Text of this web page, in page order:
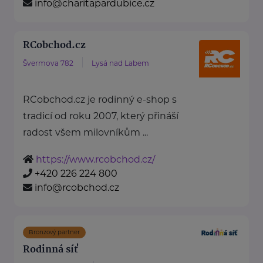
info@charitapardubice.cz
RCobchod.cz
Švermova 782 Lysá nad Labem
RCobchod.cz je rodinný e-shop s
tradicí od roku 2007, který přináší
radost všem milovníkům ...
https://www.rcobchod.cz/
+420 226 224 800
info@rcobchod.cz
Bronzový partner
Rodinná síť